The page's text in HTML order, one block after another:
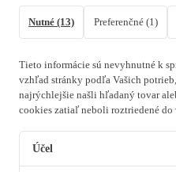
Nutné (13) Preferenčné (1)
Tieto informácie sú nevyhnutné k
vzhľad stránky podľa Vašich
najrýchlejšie našli hľadaný tovar
cookies zatiaľ neboli roztriedené do
Účel